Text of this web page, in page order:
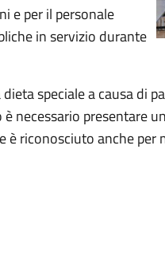
e per il personale
in servizio durante
speciale a causa di
necessario presentare
è riconosciuto anche